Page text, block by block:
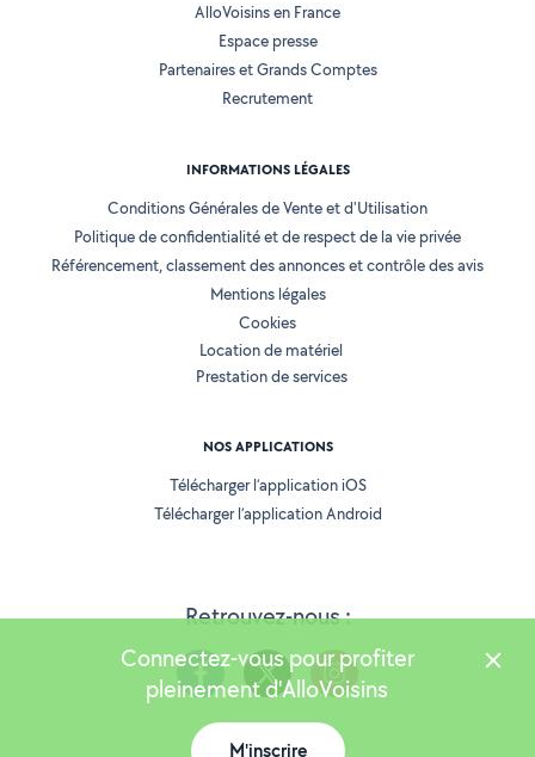
Retrouvez-nous :
AlloVoisins en France
Espace presse
Partenaires et Grands Comptes
Recrutement
INFORMATIONS LÉGALES
Conditions Générales de Vente et d'Utilisation
Politique de confidentialité et de respect de la vie privée
Référencement, classement des annonces et contrôle des avis
Mentions légales
Cookies
Location de matériel
Prestation de services
NOS APPLICATIONS
Télécharger l’application iOS
Télécharger l’application Android
Version 25.5.3
Connectez-vous pour profiter
pleinement d'AlloVoisins
M'inscrire